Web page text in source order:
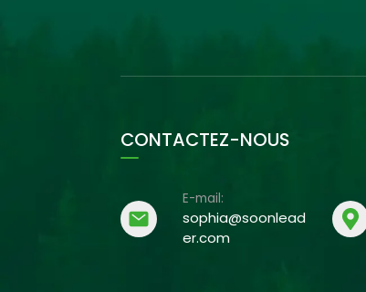
CONTACTEZ-NOUS
E-mail:
sophia@soonlead
er.com